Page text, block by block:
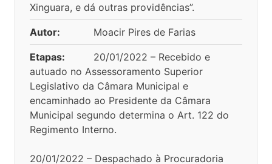
Xinguara, e dá outras providências”.
Autor: Moacir Pires de Farias
Etapas:
20/01/2022 – Recebido e
autuado no Assessoramento Superior
Legislativo da Câmara Municipal e
encaminhado ao Presidente da Câmara
Municipal segundo determina o Art. 122 do
Regimento Interno.
20/01/2022 – Despachado à Procuradoria